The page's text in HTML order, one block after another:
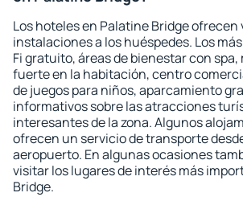
Los hoteles en Palatine Bridge ofrecen
instalaciones a los huéspedes. Los
Fi gratuito, áreas de bienestar con
fuerte en la habitación, centro
de juegos para niños, aparcamiento
informativos sobre las atracciones
interesantes de la zona. Algunos
ofrecen un servicio de transporte
aeropuerto. En algunas ocasiones
visitar los lugares de interés más
Bridge.